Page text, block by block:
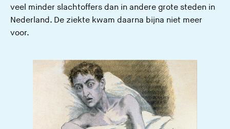
veel minder slachtoffers dan in andere grote steden in
Nederland. De ziekte kwam daarna bijna niet meer
voor.